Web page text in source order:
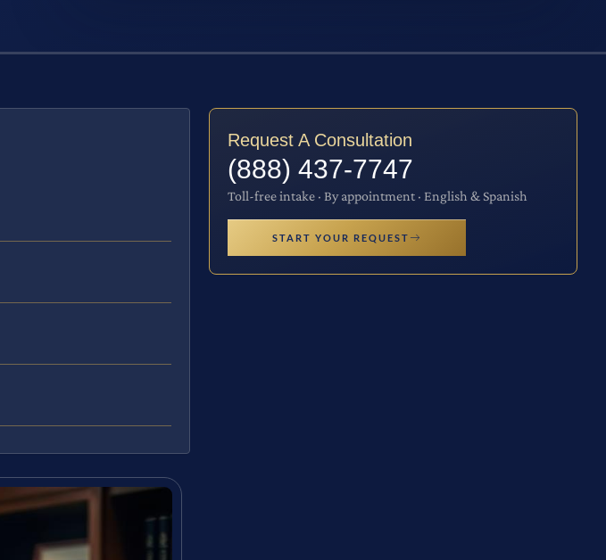
Request A Consultation
(888) 437-7747
Toll-free intake · By appointment · English & Spanish
START YOUR REQUEST